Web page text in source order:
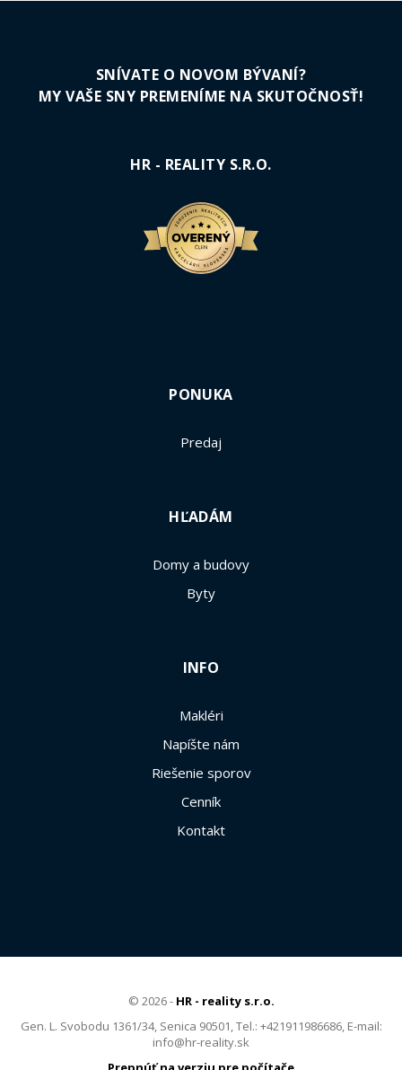
SNÍVATE O NOVOM BÝVANÍ?
MY VAŠE SNY PREMENÍME NA SKUTOČNOSŤ!
HR - REALITY S.R.O.
PONUKA
Predaj
HĽADÁM
Domy a budovy
Byty
INFO
Makléri
Napíšte nám
Riešenie sporov
Cenník
Kontakt
© 2026 - HR - reality s.r.o.
Gen. L. Svobodu 1361/34, Senica 90501, Tel.: +421911986686, E-mail:
info@hr-reality.sk